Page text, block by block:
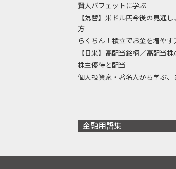
賢人バフェットに学ぶ
【為替】米ドル円今後の見通
方
らくちん！積立でお金を増やす
【日米】高配当銘柄／高配当
株主優待と配当
個人投資家・著名人から学ぶ、
金融用語集